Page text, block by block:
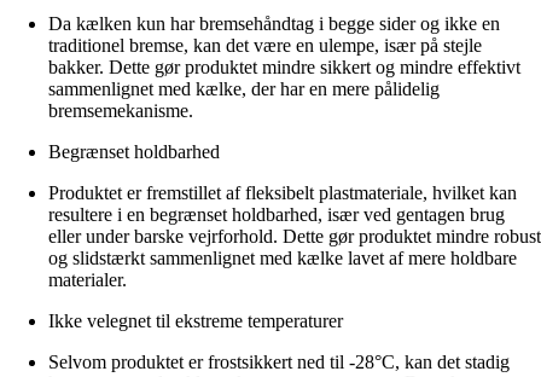
Da kælken kun har bremsehåndtag i begge sider og ikke en
traditionel bremse, kan det være en ulempe, især på stejle
bakker. Dette gør produktet mindre sikkert og mindre effektivt
sammenlignet med kælke, der har en mere pålidelig
bremsemekanisme.
Begrænset holdbarhed
Produktet er fremstillet af fleksibelt plastmateriale, hvilket kan
resultere i en begrænset holdbarhed, især ved gentagen brug
eller under barske vejrforhold. Dette gør produktet mindre robust
og slidstærkt sammenlignet med kælke lavet af mere holdbare
materialer.
Ikke velegnet til ekstreme temperaturer
Selvom produktet er frostsikkert ned til -28°C, kan det stadig